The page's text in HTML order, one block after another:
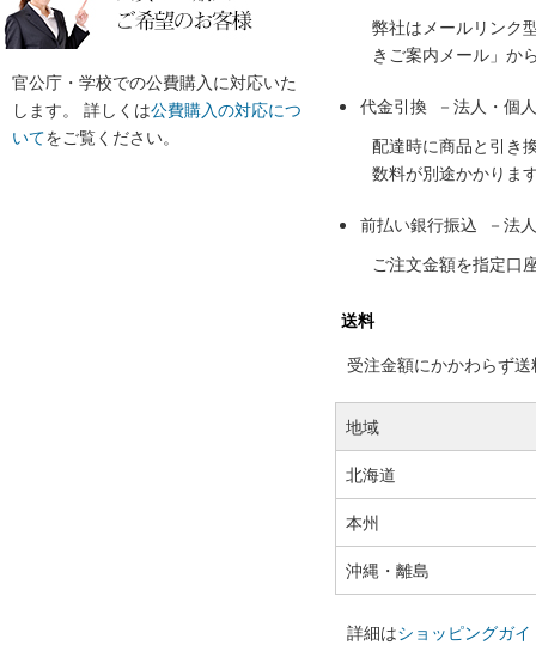
官公庁・学校での公費購入に対応いた
します。 詳しくは公費購入の対応につ
いてをご覧ください。
弊社はメールリンク
きご案内メール」か
代金引換 －法人・個
配達時に商品と引き
数料が別途かかりま
前払い銀行振込 －法
ご注文金額を指定口
送料
受注金額にかかわらず
地域
北海道
本州
沖縄・離島
詳細はショッピングガイ